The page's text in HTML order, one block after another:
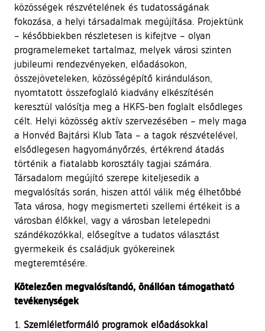
közösségek részvételének és tudatosságának
fokozása, a helyi társadalmak megújítása. Projektünk
– későbbiekben részletesen is kifejtve – olyan
programelemeket tartalmaz, melyek városi szinten
jubileumi rendezvényeken, előadásokon,
összejöveteleken, közösségépítő kiránduláson,
nyomtatott összefoglaló kiadvány elkészítésén
keresztül valósítja meg a HKFS-ben foglalt elsődleges
célt. Helyi közösség aktív szervezésében – mely maga
a Honvéd Bajtársi Klub Tata – a tagok részvételével,
elsődlegesen hagyományőrzés, értékrend átadás
történik a fiatalabb korosztály tagjai számára.
Társadalom megújító szerepe kiteljesedik a
megvalósítás során, hiszen attól válik még élhetőbbé
Tata városa, hogy megismerteti szellemi értékeit is a
városban élőkkel, vagy a városban letelepedni
szándékozókkal, elősegítve a tudatos választást
gyermekeik és családjuk gyökereinek
megteremtésére.
Kötelezően megvalósítandó, önállóan támogatható
tevékenységek
Szemléletformáló programok előadásokkal